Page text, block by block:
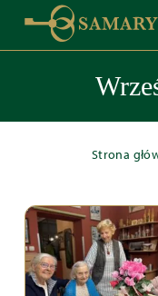
Strona